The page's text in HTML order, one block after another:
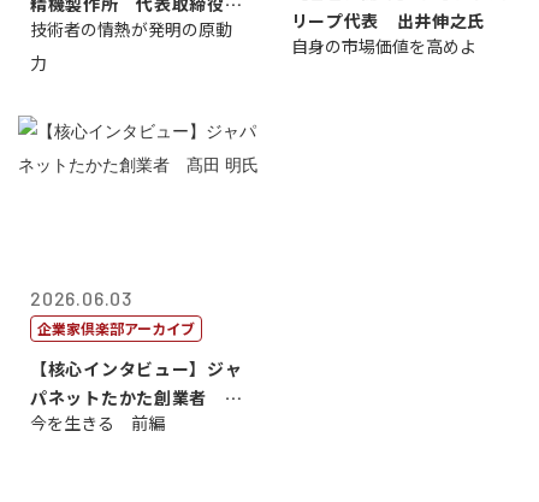
社 長 島 正...
技術者の情熱が発明の原動
力
リープ代表 出井伸之氏
自身の市場価値を高めよ
2026.06.03
企業家倶楽部アーカイブ
【核心インタビュー】ジャ
パネットたかた創業者 髙
田 明氏
今を生きる 前編